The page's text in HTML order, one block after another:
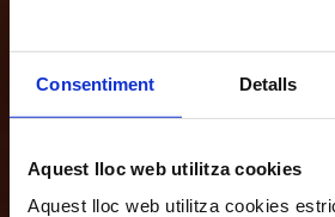
Consentiment Detalls
Aquest lloc web utilitza cookies
Aquest lloc web utilitza cookies